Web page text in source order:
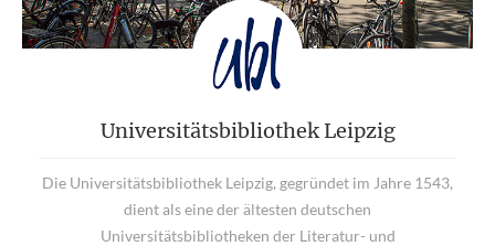
Universitätsbibliothek Leipzig
Die Universitätsbibliothek Leipzig, gegründet im Jahre 1543,
dient als eine der ältesten deutschen
Universitätsbibliotheken der Literatur- und